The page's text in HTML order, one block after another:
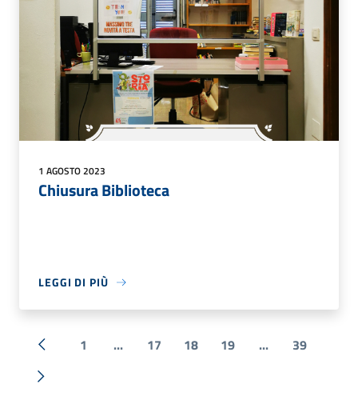
1 AGOSTO 2023
Chiusura Biblioteca
LEGGI DI PIÙ
« Precedente
1 ... 17 18 19 ... 39
Successiva »